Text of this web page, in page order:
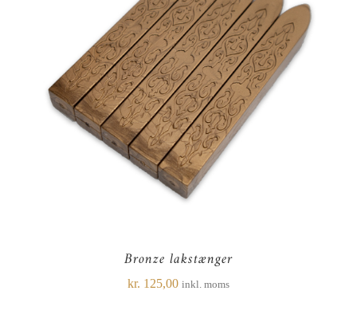
Bronze lakstænger
kr. 125,00 inkl. moms